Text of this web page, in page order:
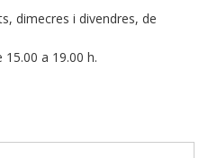
dimecres i divendres, de
a 19.00 h.